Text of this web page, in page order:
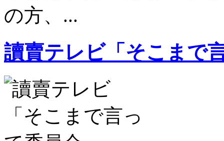
の方、...
讀賣テレビ「そこまで